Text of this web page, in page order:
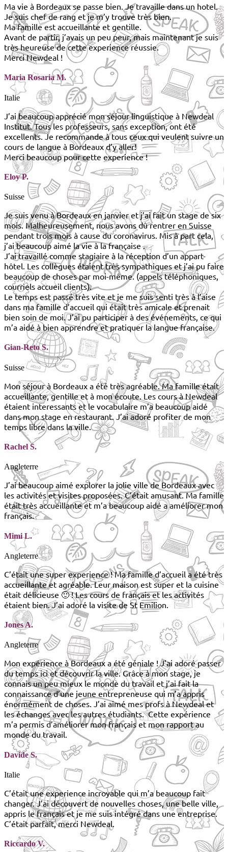
Ma vie à Bordeaux se passe bien. Je travaille dans un hotel.
Je suis chef de rang et je m’y trouve très bien.
Ma famille est accueillante et gentille.
Avant de partir, j’avais un peu peur, mais maintenant je suis
très heureuse de cette experience réussie.
Merci Newdeal !
Maria Rosaria M.
Italie
J’ai beaucoup apprécié mon séjour linguistique à Newdeal
Institut. Tous les professeurs, sans exception, ont été
excellents. Je recommande à tous ceux qui veulent suivre un
cours de langue à Bordeaux d’y aller!
Merci beaucoup pour cette experience !
Eloy P.
Suisse
Je suis venu à Bordeaux en janvier et j’ai fait un stage de six
mois. Malheureusement, nous avons dû rentrer en Suisse
pendant trois mois à cause du coronavirus. Mis à part cela,
j’ai beaucoup aimé la vie à la française .
J’ai travaillé comme stagiaire à la réception d’un appart-
hôtel. Les collègues étaient très sympathiques et j’ai pu faire
beaucoup de choses par moi-même. (appels téléphoniques,
courriels accueil clients).
Le temps est passé très vite et je me suis senti très à l’aise
dans ma famille d’accueil qui était très amicale et prenait
bien soin de moi. J’ai pu participer à des événements, ce qui
m’a aidé à bien apprendre et pratiquer la langue française.
Gian-Reto S.
Suisse
Mon séjour à Bordeaux a été très agréable. Ma famille était
accueillante, gentille et à mon écoute. Les cours à Newdeal
étaient interessants et le vocabulaire m’a beaucoup aidé
dans mon stage en restaurant. J’ai adoré profiter de mon
temps libre dans la ville.
Rachel S.
Angleterre
J’ai beaucoup aimé explorer la jolie ville de Bordeaux avec
les activités et visites proposées. C’était amusant. Ma famille
était très accueillante et m’a beaucoup aidé a améliorer mon
français.
Mimi L.
Angleterre
C’était une super experience ! Ma famille d’accueil a été très
accueillante et agréable. Leur maison est super et la cuisine
était délicieuse 🙂 ! Les cours de français et les activités
étaient bien. J’ai adoré la visite de St Emilion.
Jones A.
Angleterre
Mon expérience à Bordeaux a été géniale ! J’ai adoré passer
du temps ici et découvrir la ville. Grâce à mon stage, je
connais un peu mieux le monde du travail et j’ai fait la
connaissance d’une jeune entrepreneuse qui m’a appris
énormément de choses. J’ai aimé mes profs à Newdeal et
les échanges avec les autres étudiants. Cette expérience
m’a permis d’améliorer mon français et mon rapport au
monde du travail.
Davide S.
Italie
C’était une experience incroyable qui m’a beaucoup fait
changer. J’ai découvert de nouvelles choses, une belle ville,
appris le français et je me suis intégré dans une entreprise.
C’était parfait, merci Newdeal.
Riccardo V.